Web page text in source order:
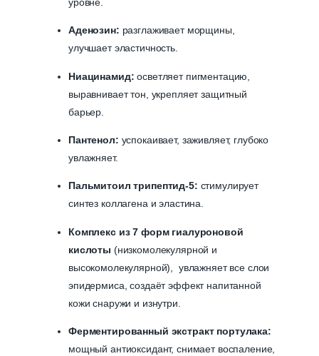
Аденозин: разглаживает морщины,
улучшает эластичность.
Ниацинамид:осветляет пигментацию,
выравнивает тон, укрепляет защитный
барьер.
Пантенол: успокаивает, заживляет, глубоко
увлажняет.
Пальмитоил трипептид-5: стимулирует
синтез коллагена и эластина.
Комплекс из 7 форм гиалуроновой
кислоты (низкомолекулярной и
высокомолекулярной), увлажняет все слои
эпидермиса, создаёт эффект напитанной
кожи снаружи и изнутри.
Ферментированный экстракт портулака:
мощный антиоксидант, снимает воспаление,